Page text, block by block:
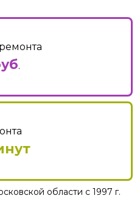
.
области с 1997 г.